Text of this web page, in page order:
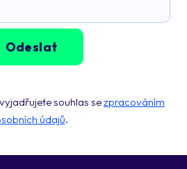
Odeslat
souhlas sezpracováním
údajů.